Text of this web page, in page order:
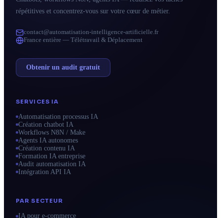
répétitives et concentrez-vous sur votre cœur de métier.
contact@automatisation-intelligence-artificielle.fr
France entière — Télétravail & Déplacement
Obtenir un audit gratuit
SERVICES IA
Automatisation processus IA
Création chatbot IA
Workflows N8N / Make
Agents IA autonomes
Création contenu IA
Formation IA entreprise
Audit automatisation IA
Intégration API IA
PAR SECTEUR
IA pour e-commerce